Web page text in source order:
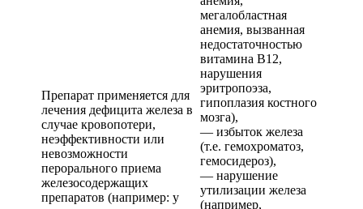
Препарат применяется для
лечения дефицита железа в
случае кровопотери,
неэффективности или
невозможности
перорального приема
железосодержащих
препаратов (например: у
мегалобластная
анемия, вызванная
недостаточностью
витамина В12,
нарушения
эритропоэза,
гипоплазия костного
мозга),
— избыток железа
(т.е. гемохроматоз,
гемосидероз),
— нарушение
утилизации железа
(например,